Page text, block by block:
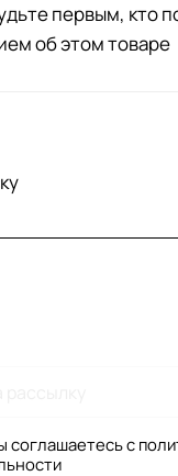
первым, кто
об этом товаре
соглашаетесь с